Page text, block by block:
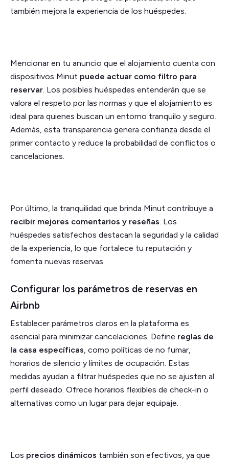
también mejora la experiencia de los huéspedes.
Mencionar en tu anuncio que el alojamiento cuenta con
dispositivos Minut puede actuar como filtro para
reservar. Los posibles huéspedes entenderán que se
valora el respeto por las normas y que el alojamiento es
ideal para quienes buscan un entorno tranquilo y seguro.
Además, esta transparencia genera confianza desde el
primer contacto y reduce la probabilidad de conflictos o
cancelaciones.
Por último, la tranquilidad que brinda Minut contribuye a
recibir mejores comentarios y reseñas. Los
huéspedes satisfechos destacan la seguridad y la calidad
de la experiencia, lo que fortalece tu reputación y
fomenta nuevas reservas.
Configurar los parámetros de reservas en
Airbnb
Establecer parámetros claros en la plataforma es
esencial para minimizar cancelaciones. Define reglas de
la casa específicas, como políticas de no fumar,
horarios de silencio y límites de ocupación. Estas
medidas ayudan a filtrar huéspedes que no se ajusten al
perfil deseado. Ofrece horarios flexibles de check-in o
alternativas como un lugar para dejar equipaje.
Los precios dinámicos también son efectivos, ya que